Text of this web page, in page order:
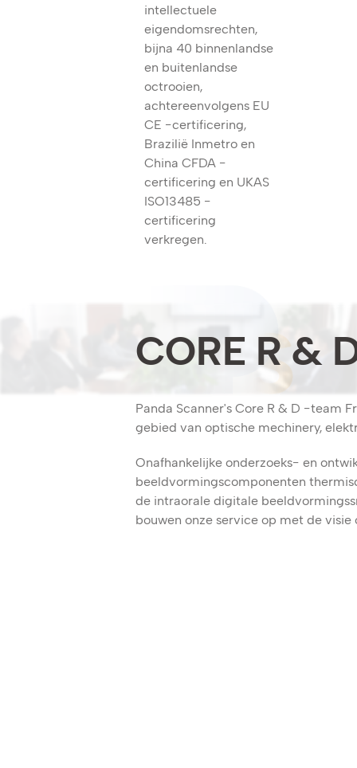
intellectuele
eigendomsrechten,
bijna 40 binnenlandse
en buitenlandse
octrooien,
achtereenvolgens EU
CE -certificering,
Brazilië Inmetro en
China CFDA -
certificering en UKAS
ISO13485 -
certificering
verkregen.
CORE R &
Panda Scanner's Core R & D -team
gebied van optische mechinery,
Onafhankelijke onderzoeks- en
beeldvormingscomponenten
de intraorale digitale
bouwen onze service op met de